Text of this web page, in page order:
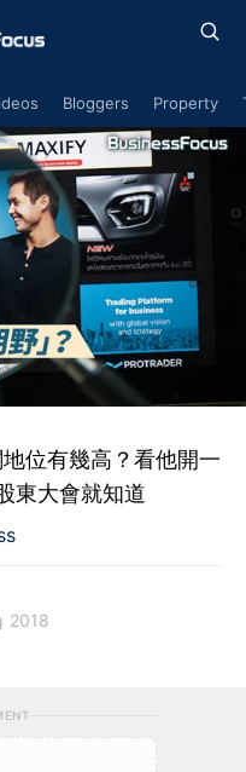
Bloggers Property
位有幾高？看他開一
東大會就知道
2018